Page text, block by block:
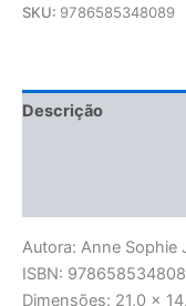
SKU: 9786585348089
Descrição
Autora: Anne Sophie
ISBN:
Dimensões: 21,0 x